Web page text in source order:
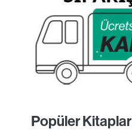
Popüler Kitaplar